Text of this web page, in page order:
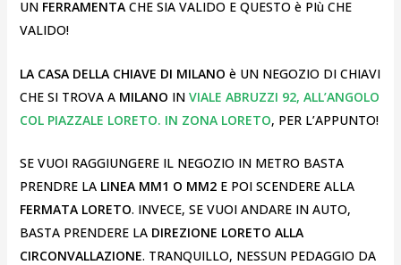
UN FERRAMENTA CHE SIA VALIDO E QUESTO è PIù CHE
VALIDO!
LA CASA DELLA CHIAVE DI MILANO è UN NEGOZIO DI CHIAVI
CHE SI TROVA A MILANO IN VIALE ABRUZZI 92, ALL’ANGOLO
COL PIAZZALE LORETO. IN ZONA LORETO, PER L’APPUNTO!
SE VUOI RAGGIUNGERE IL NEGOZIO IN METRO BASTA
PRENDRE LALINEA MM1 O MM2E POI SCENDERE ALLA
FERMATA LORETO. INVECE, SE VUOI ANDARE IN AUTO,
BASTA PRENDERE LADIREZIONE LORETO ALLA
CIRCONVALLAZIONE. TRANQUILLO, NESSUN PEDAGGIO DA